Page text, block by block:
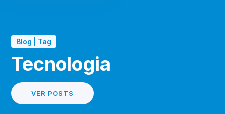
Blog | Tag
Tecnologia
VER POSTS